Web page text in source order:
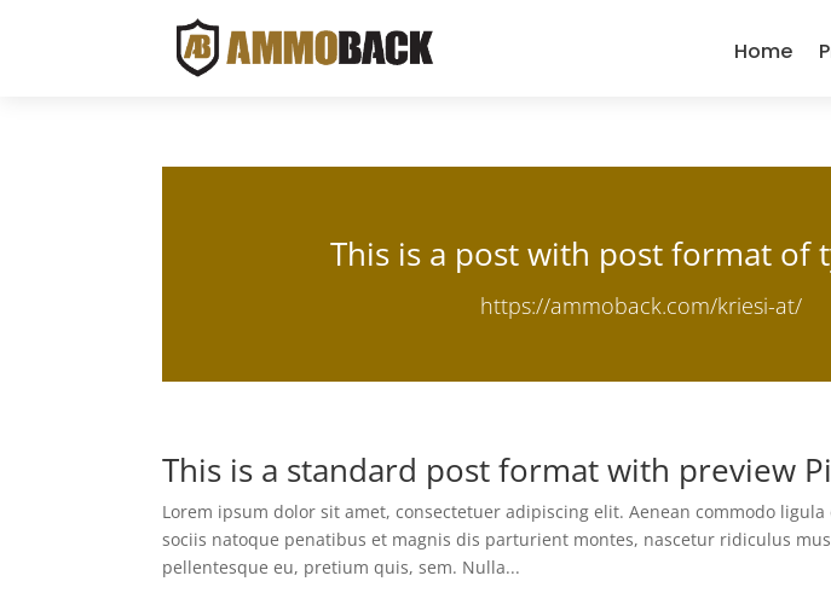
Home
This is a post with post format of
https://ammoback.com/kriesi-at/
This is a standard post format with preview
Lorem ipsum dolor sit amet, consectetuer adipiscing elit. Aenean commodo ligula
sociis natoque penatibus et magnis dis parturient montes, nascetur ridiculus
pellentesque eu, pretium quis, sem. Nulla...